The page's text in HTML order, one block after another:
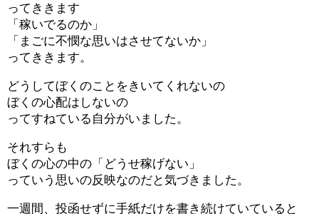
ってききます
「稼いでるのか」
「まごに不憫な思いはさせてないか」
ってききます。
どうしてぼくのことをきいてくれないの
ぼくの心配はしないの
ってすねている自分がいました。
それすらも
ぼくの心の中の「どうせ稼げない」
っていう思いの反映なのだと気づきました。
一週間、投函せずに手紙だけを書き続けていていると